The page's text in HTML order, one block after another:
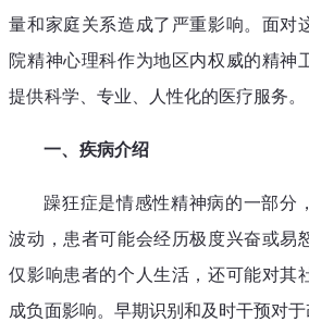
量和家庭关系造成了严重影响。面对
院精神心理科作为地区内权威的精神
提供科学、专业、人性化的医疗服务。
一、疾病介绍
躁狂症是情感性精神病的一部分
波动，患者可能会经历极度兴奋或易
仅影响患者的个人生活，还可能对其
成负面影响。早期识别和及时干预对于